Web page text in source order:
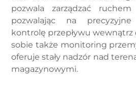
pozwala zarządzać
pozwalając na
kontrolę przepływu wewnątrz
sobie także monitoring
oferuje stały nadzór nad
magazynowymi.